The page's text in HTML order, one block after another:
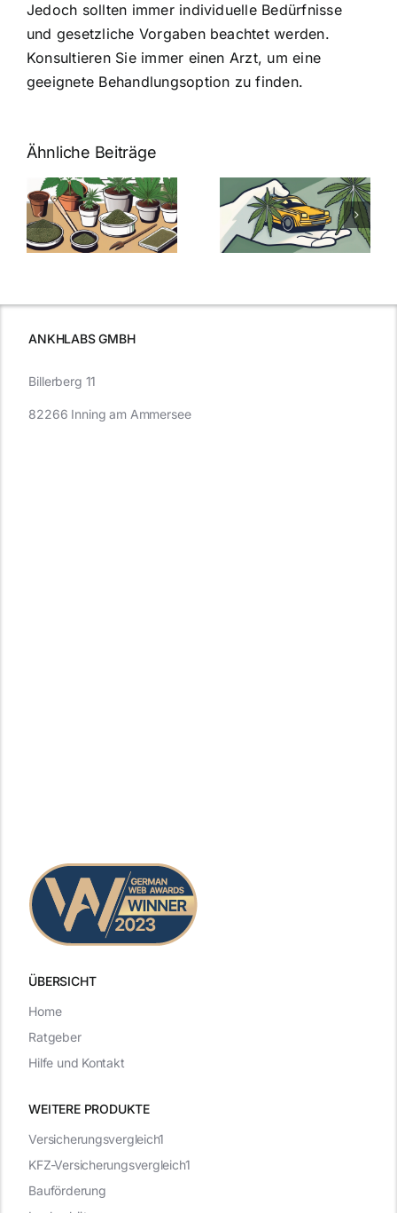
Jedoch sollten immer individuelle Bedürfnisse
und gesetzliche Vorgaben beachtet werden.
Konsultieren Sie immer einen Arzt, um eine
geeignete Behandlungsoption zu finden.
Ähnliche Beiträge
Neue THC-
Grenzwert-
Regelung:
Was Sie über
Cannabis und
müssen
Cannabis
Samen
kaufen: Alles
was Sie
ANKHLABS GMBH
ÜBERSICHT
WEITERE PRODUKTE
Billerberg 11
82266 Inning am Ammersee
Versicherungsvergleich1
KFZ-Versicherungsvergleich1
Bauförderung
Home
Ratgeber
Hilfe und Kontakt